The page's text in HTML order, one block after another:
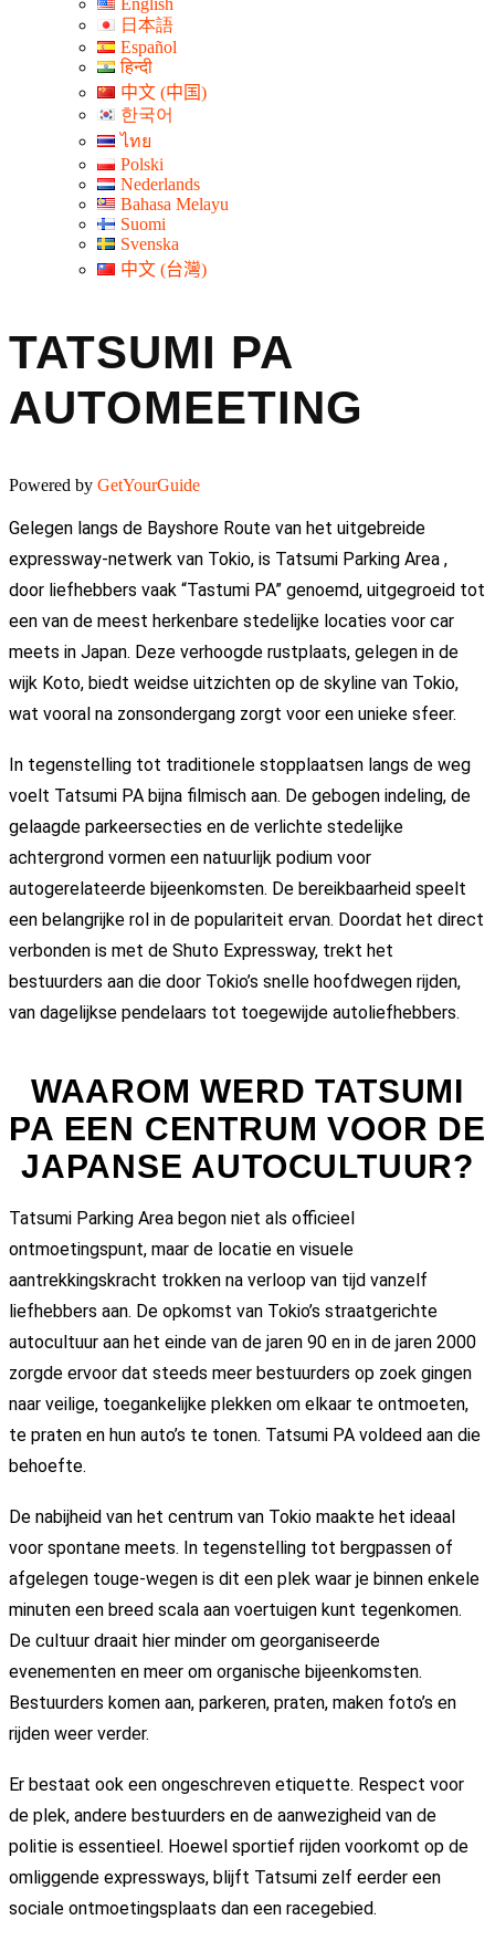
English
日本語
Español
हिन्दी
中文 (中国)
한국어
ไทย
Polski
Nederlands
Bahasa Melayu
Suomi
Svenska
中文 (台灣)
TATSUMI PA
AUTOMEETING
Powered by GetYourGuide
Gelegen langs de Bayshore Route van het uitgebreide
expressway-netwerk van Tokio, is Tatsumi Parking Area ,
door liefhebbers vaak “Tastumi PA” genoemd, uitgegroeid tot
een van de meest herkenbare stedelijke locaties voor car
meets in Japan. Deze verhoogde rustplaats, gelegen in de
wijk Koto, biedt weidse uitzichten op de skyline van Tokio,
wat vooral na zonsondergang zorgt voor een unieke sfeer.
In tegenstelling tot traditionele stopplaatsen langs de weg
voelt Tatsumi PA bijna filmisch aan. De gebogen indeling, de
gelaagde parkeersecties en de verlichte stedelijke
achtergrond vormen een natuurlijk podium voor
autogerelateerde bijeenkomsten. De bereikbaarheid speelt
een belangrijke rol in de populariteit ervan. Doordat het direct
verbonden is met de Shuto Expressway, trekt het
bestuurders aan die door Tokio’s snelle hoofdwegen rijden,
van dagelijkse pendelaars tot toegewijde autoliefhebbers.
WAAROM WERD TATSUMI
PA EEN CENTRUM VOOR DE
JAPANSE AUTOCULTUUR?
Tatsumi Parking Area begon niet als officieel
ontmoetingspunt, maar de locatie en visuele
aantrekkingskracht trokken na verloop van tijd vanzelf
liefhebbers aan. De opkomst van Tokio’s straatgerichte
autocultuur aan het einde van de jaren 90 en in de jaren 2000
zorgde ervoor dat steeds meer bestuurders op zoek gingen
naar veilige, toegankelijke plekken om elkaar te ontmoeten,
te praten en hun auto’s te tonen. Tatsumi PA voldeed aan die
behoefte.
De nabijheid van het centrum van Tokio maakte het ideaal
voor spontane meets. In tegenstelling tot bergpassen of
afgelegen touge-wegen is dit een plek waar je binnen enkele
minuten een breed scala aan voertuigen kunt tegenkomen.
De cultuur draait hier minder om georganiseerde
evenementen en meer om organische bijeenkomsten.
Bestuurders komen aan, parkeren, praten, maken foto’s en
rijden weer verder.
Er bestaat ook een ongeschreven etiquette. Respect voor
de plek, andere bestuurders en de aanwezigheid van de
politie is essentieel. Hoewel sportief rijden voorkomt op de
omliggende expressways, blijft Tatsumi zelf eerder een
sociale ontmoetingsplaats dan een racegebied.